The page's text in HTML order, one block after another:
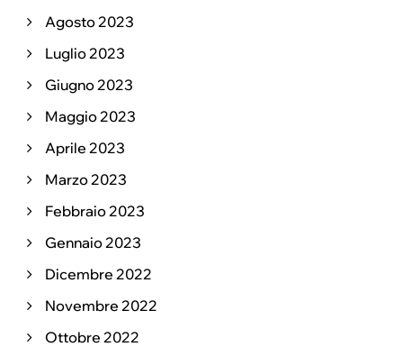
Agosto 2023
Luglio 2023
Giugno 2023
Maggio 2023
Aprile 2023
Marzo 2023
Febbraio 2023
Gennaio 2023
Dicembre 2022
Novembre 2022
Ottobre 2022